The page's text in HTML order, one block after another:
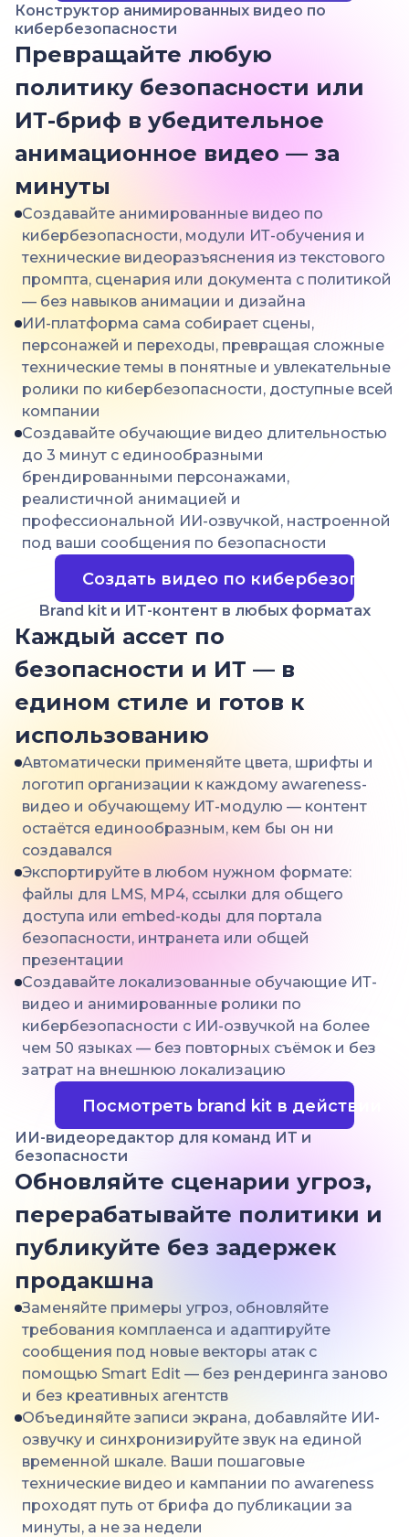
Конструктор анимированных видео по
кибербезопасности
Превращайте любую
политику безопасности или
ИТ-бриф в убедительное
анимационное видео — за
минуты
Создавайте анимированные видео по
кибербезопасности, модули ИТ-обучения и
технические видеоразъяснения из текстового
промпта, сценария или документа с политикой
— без навыков анимации и дизайна
ИИ-платформа сама собирает сцены,
персонажей и переходы, превращая сложные
технические темы в понятные и увлекательные
ролики по кибербезопасности, доступные всей
компании
Создавайте обучающие видео длительностью
до 3 минут с единообразными
брендированными персонажами,
реалистичной анимацией и
профессиональной ИИ-озвучкой, настроенной
под ваши сообщения по безопасности
Создать видео по
Brand kit и ИТ-контент в любых форматах
Каждый ассет по
безопасности и ИТ — в
едином стиле и готов к
использованию
Автоматически применяйте цвета, шрифты и
логотип организации к каждому awareness-
видео и обучающему ИТ-модулю — контент
остаётся единообразным, кем бы он ни
создавался
Экспортируйте в любом нужном формате:
файлы для LMS, MP4, ссылки для общего
доступа или embed-коды для портала
безопасности, интранета или общей
презентации
Создавайте локализованные обучающие ИТ-
видео и анимированные ролики по
кибербезопасности с ИИ-озвучкой на более
чем 50 языках — без повторных съёмок и без
затрат на внешнюю локализацию
Посмотреть brand kit в действии
ИИ-видеоредактор для команд ИТ и
безопасности
Обновляйте сценарии угроз,
перерабатывайте политики и
публикуйте без задержек
продакшна
Заменяйте примеры угроз, обновляйте
требования комплаенса и адаптируйте
сообщения под новые векторы атак с
помощью Smart Edit — без рендеринга заново
и без креативных агентств
Объединяйте записи экрана, добавляйте ИИ-
озвучку и синхронизируйте звук на единой
временной шкале. Ваши пошаговые
технические видео и кампании по awareness
проходят путь от брифа до публикации за
минуты, а не за недели